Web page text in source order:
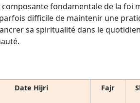
fondamentale de la
difficile de maintenir une
sa spiritualité dans le
Date Hijri Fajr